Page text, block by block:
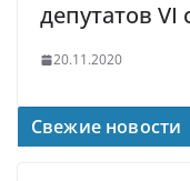
депутатов VI
20.11.2020
Свежие новости